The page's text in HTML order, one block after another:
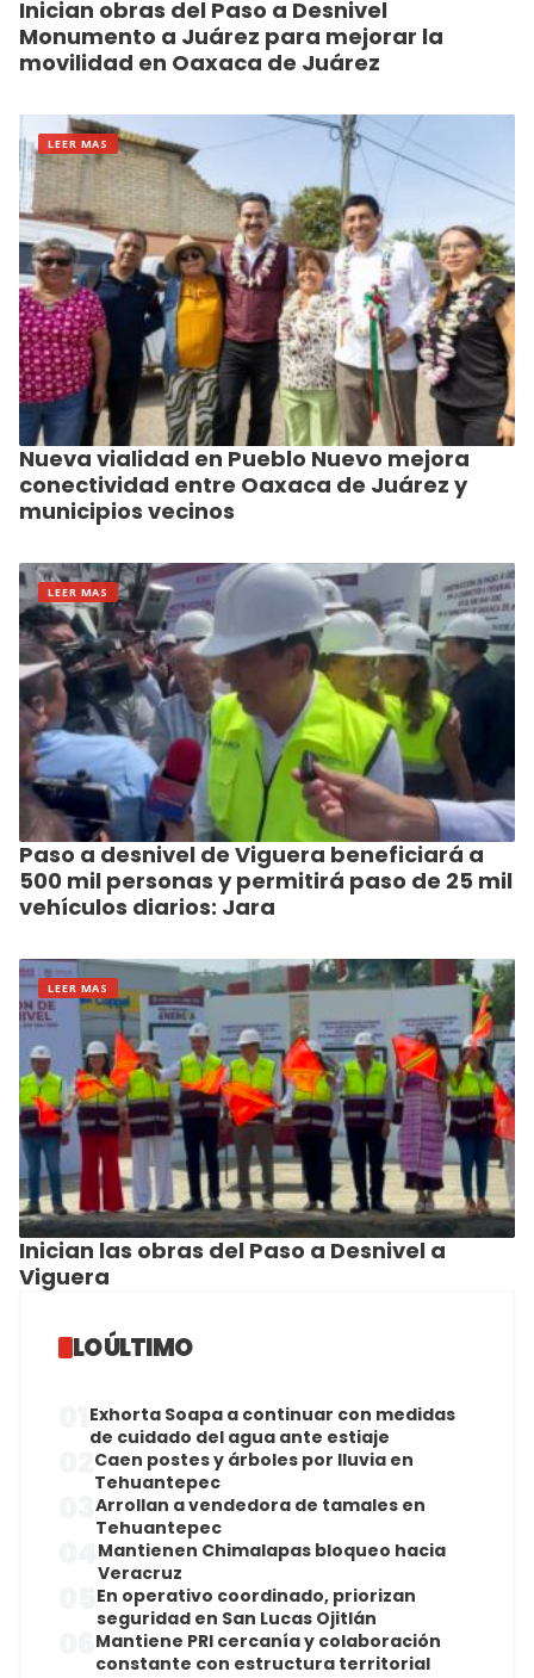
Inician obras del Paso a Desnivel
Monumento a Juárez para mejorar la
movilidad en Oaxaca de Juárez
LEER MAS
Nueva vialidad en Pueblo Nuevo mejora
conectividad entre Oaxaca de Juárez y
municipios vecinos
LEER MAS
Paso a desnivel de Viguera beneficiará a
500 mil personas y permitirá paso de 25 mil
vehículos diarios: Jara
LEER MAS
Inician las obras del Paso a Desnivel a
Viguera
LO ÚLTIMO
Exhorta Soapa a continuar con medidas
de cuidado del agua ante estiaje
Caen postes y árboles por lluvia en
Tehuantepec
Arrollan a vendedora de tamales en
Tehuantepec
Mantienen Chimalapas bloqueo hacia
Veracruz
En operativo coordinado, priorizan
seguridad en San Lucas Ojitlán
Mantiene PRI cercanía y colaboración
constante con estructura territorial